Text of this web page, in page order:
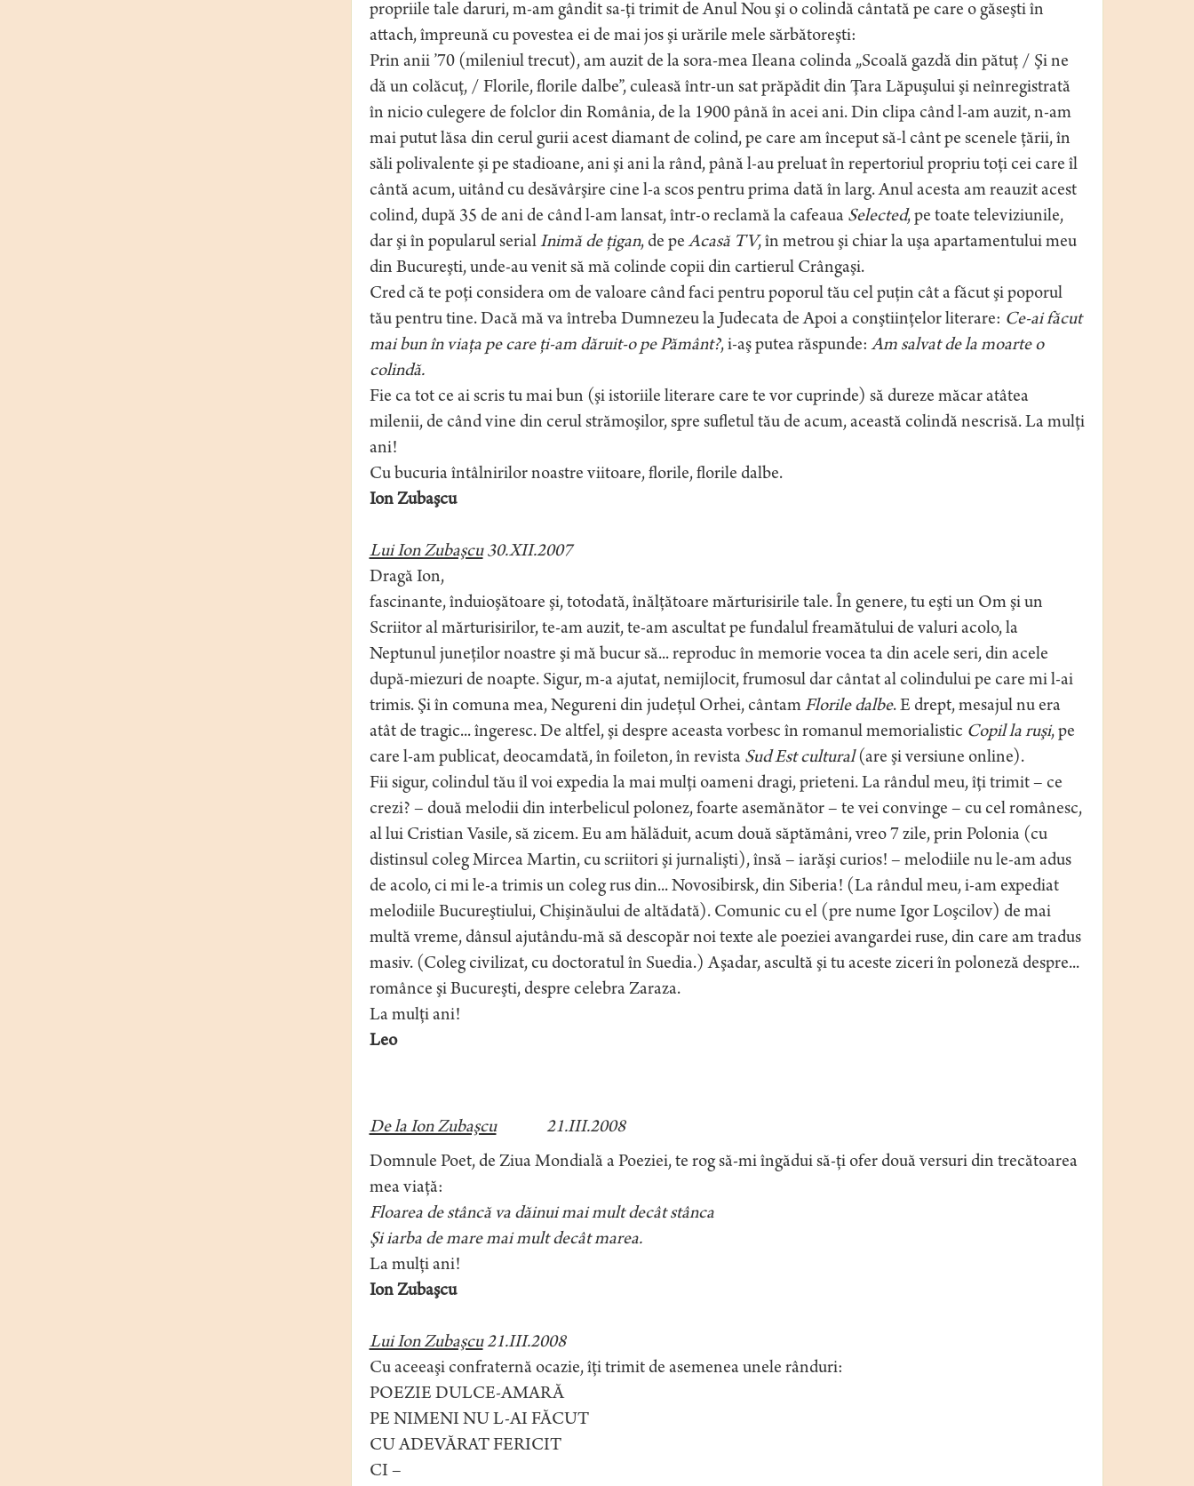
propriile tale daruri, m-am gândit sa-ţi trimit de Anul Nou şi o colindă cântată pe care o găseşti în
attach, împreună cu povestea ei de mai jos şi urările mele sărbătoreşti:
Prin anii ’70 (mileniul trecut), am auzit de la sora-mea Ileana colinda „Scoală gazdă din pătuţ / Şi ne
dă un colăcuţ, / Florile, florile dalbe”, culeasă într-un sat prăpădit din Ţara Lăpuşului şi neînregistrată
în nicio culegere de folclor din România, de la 1900 până în acei ani. Din clipa când l-am auzit, n-am
mai putut lăsa din cerul gurii acest diamant de colind, pe care am început să-l cânt pe scenele ţării, în
săli polivalente şi pe stadioane, ani şi ani la rând, până l-au preluat în repertoriul propriu toţi cei care îl
cântă acum, uitând cu desăvârşire cine l-a scos pentru prima dată în larg. Anul acesta am reauzit acest
colind, după 35 de ani de când l-am lansat, într-o reclamă la cafeaua Selected, pe toate televiziunile,
dar şi în popularul serialInimă de ţigan, de peAcasă TV, în metrou şi chiar la uşa apartamentului meu
din Bucureşti, unde-au venit să mă colinde copii din cartierul Crângaşi.
Cred că te poţi considera om de valoare când faci pentru poporul tău cel puţin cât a făcut şi poporul
tău pentru tine. Dacă mă va întreba Dumnezeu la Judecata de Apoi a conştiinţelor literare: Ce-ai făcut
mai bun în viaţa pe care ţi-am dăruit-o pe Pământ?, i-aş putea răspunde:Am salvat de la moarte o
colindă.
Fie ca tot ce ai scris tu mai bun (şi istoriile literare care te vor cuprinde) să dureze măcar atâtea
milenii, de când vine din cerul strămoşilor, spre sufletul tău de acum, această colindă nescrisă. La mulţi
ani!
Cu bucuria întâlnirilor noastre viitoare, florile, florile dalbe.
Ion Zubaşcu
Lui Ion Zubaşcu30.XII.2007
Dragă Ion,
fascinante, înduioşătoare şi, totodată, înălţătoare mărturisirile tale. În genere, tu eşti un Om şi un
Scriitor al mărturisirilor, te-am auzit, te-am ascultat pe fundalul freamătului de valuri acolo, la
Neptunul juneţilor noastre şi mă bucur să... reproduc în memorie vocea ta din acele seri, din acele
după-miezuri de noapte. Sigur, m-a ajutat, nemijlocit, frumosul dar cântat al colindului pe care mi l-ai
trimis. Şi în comuna mea, Negureni din judeţul Orhei, cântamFlorile dalbe. E drept, mesajul nu era
atât de tragic... îngeresc. De altfel, şi despre aceasta vorbesc în romanul memorialistic Copil la ruşi, pe
care l-am publicat, deocamdată, în foileton, în revista Sud Est cultural(are şi versiune online).
Fii sigur, colindul tău îl voi expedia la mai mulţi oameni dragi, prieteni. La rândul meu, îţi trimit – ce
crezi? – două melodii din interbelicul polonez, foarte asemănător – te vei convinge – cu cel românesc,
al lui Cristian Vasile, să zicem. Eu am hălăduit, acum două săptămâni, vreo 7 zile, prin Polonia (cu
distinsul coleg Mircea Martin, cu scriitori şi jurnalişti), însă – iarăşi curios! – melodiile nu le-am adus
de acolo, ci mi le-a trimis un coleg rus din... Novosibirsk, din Siberia! (La rândul meu, i-am expediat
melodiile Bucureştiului, Chişinăului de altădată). Comunic cu el (pre nume Igor Loşcilov) de mai
multă vreme, dânsul ajutându-mă să descopăr noi texte ale poeziei avangardei ruse, din care am tradus
masiv. (Coleg civilizat, cu doctoratul în Suedia.) Aşadar, ascultă şi tu aceste ziceri în poloneză despre...
românce şi Bucureşti, despre celebra Zaraza.
La mulţi ani!
Leo
De la Ion Zubaşcu21.III.2008
Domnule Poet, de Ziua Mondială a Poeziei, te rog să-mi îngădui să-ţi ofer două versuri din trecătoarea
mea viaţă:
Floarea de stâncă va dăinui mai mult decât stânca
Şi iarba de mare mai mult decât marea.
La mulţi ani!
Ion Zubaşcu
Lui Ion Zubaşcu21.III.2008
Cu aceeaşi confraternă ocazie, îţi trimit de asemenea unele rânduri:
POEZIE DULCE-AMARĂ
PE NIMENI NU L-AI FĂCUT
CU ADEVĂRAT FERICIT
CI –